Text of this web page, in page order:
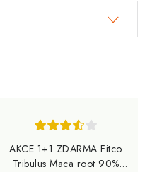
AKCE 1+1 ZDARMA Fitco
Tribulus Maca root 90%